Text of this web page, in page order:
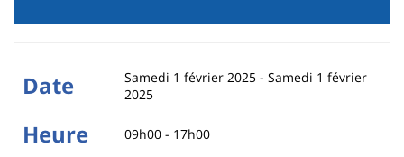
Date Samedi 1 février 2025 - Samedi 1 février
2025
Heure 09h00 - 17h00